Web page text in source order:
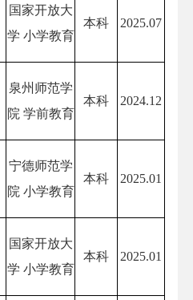
国家开放大
学 小学教育
本科 2025.07
泉州师范学
院 学前教育
本科 2024.12
宁德师范学
院 小学教育
本科 2025.01
国家开放大
学 小学教育
本科 2025.01